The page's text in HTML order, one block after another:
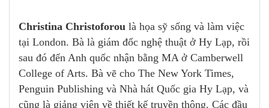
Christina Christoforou là họa sỹ sống và làm việc
tại London. Bà là giám đốc nghệ thuật ở Hy Lạp, rồi
sau đó đến Anh quốc nhận bằng MA ở Camberwell
College of Arts. Bà vẽ cho The New York Times,
Penguin Publishing và Nhà hát Quốc gia Hy Lạp, và
cũng là giảng viên về thiết kế truyền thông. Các đầu